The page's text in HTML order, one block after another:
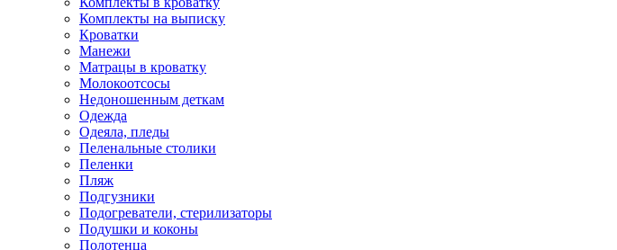
Комплекты на выписку
Кроватки
Манежи
Матрацы в кроватку
Молокоотсосы
Недоношенным деткам
Одежда
Одеяла, пледы
Пеленальные столики
Пеленки
Пляж
Подгузники
Подогреватели, стерилизаторы
Подушки и коконы
Полотенца